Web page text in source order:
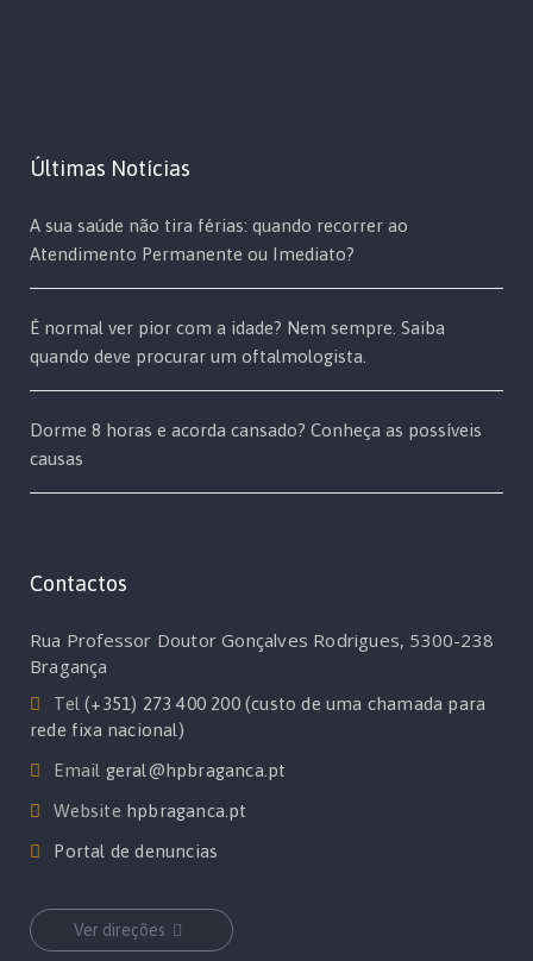
Últimas Notícias
A sua saúde não tira férias: quando recorrer ao
Atendimento Permanente ou Imediato?
É normal ver pior com a idade? Nem sempre. Saiba
quando deve procurar um oftalmologista.
Dorme 8 horas e acorda cansado? Conheça as possíveis
causas
Contactos
Rua Professor Doutor Gonçalves Rodrigues, 5300-238
Bragança
Tel(+351) 273 400 200 (custo de uma chamada para
rede fixa nacional)
Email geral@hpbraganca.pt
Website hpbraganca.pt
Portal de denuncias
Ver direções